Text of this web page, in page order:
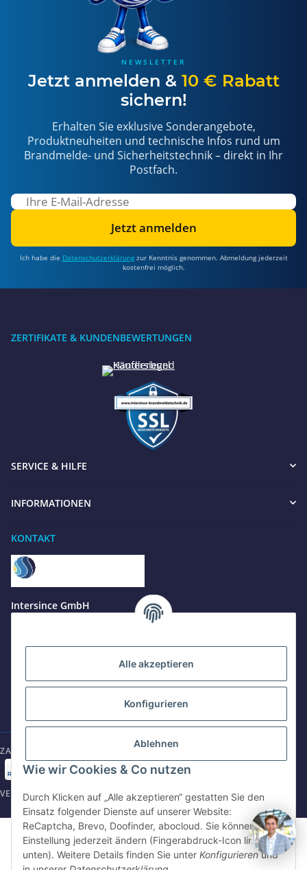
Wir sind gerne für Sie da
Jetzt anrufen
+49 8679 984969 - 0
werktags Mo–Fr 8:30–17:00 Uhr
WhatsApp
+49 162 5669885
E-Mail schreiben
shop@intersince.de
Webseite besuchen
www.intersince-group.de
NEWSLETTER
Jetzt anmelden & 10 € Rabatt
sichern!
Erhalten Sie exklusive Sonderangebote,
Produktneuheiten und technische Infos rund um
Brandmelde- und Sicherheitstechnik – direkt in Ihr
Postfach.
Jetzt anmelden
Ich habe die Datenschutzerklärungzur Kenntnis genommen. Abmeldung jederzeit
kostenfrei möglich.
ZERTIFIKATE & KUNDENBEWERTUNGEN
SERVICE & HILFE
INFORMATIONEN
KONTAKT
Intersince GmbH
84508 Burgkirchen a.d.Alz
Mo-Fr: 8:30 - 17:00 Uhr
ZAHLUNGSARTEN
VERSANDARTEN
©2025 Intersince GmbH | powered by Intersince Group
* Alle Preise zzgl. MwSt., zzgl.Versand
** Unverbindliche Verkaufspreisempfehlung des Hersteller
Alle akzeptieren
Konfigurieren
Ablehnen
Wie wir Cookies & Co nutzen
Durch Klicken auf „Alle akzeptieren“ gestatten Sie den
Einsatz folgender Dienste auf unserer Website:
ReCaptcha, Brevo, Doofinder, abocloud. Sie können die
Einstellung jederzeit ändern (Fingerabdruck-Icon links
unten). Weitere Details finden Sie unter Konfigurierenund